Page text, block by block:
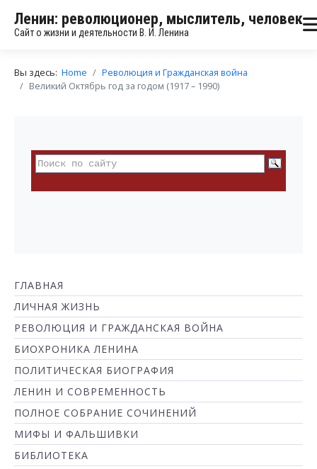
Ленин: революционер, мыслитель, человек
Сайт о жизни и деятельности В. И. Ленина
Вы здесь: Home
Революция и Гражданская война
Великий Октябрь год за годом (1917 – 1990)
ГЛАВНАЯ
ЛИЧНАЯ ЖИЗНЬ
РЕВОЛЮЦИЯ И ГРАЖДАНСКАЯ ВОЙНА
БИОХРОНИКА ЛЕНИНА
ПОЛИТИЧЕСКАЯ БИОГРАФИЯ
ЛЕНИН И СОВРЕМЕННОСТЬ
ПОЛНОЕ СОБРАНИЕ СОЧИНЕНИЙ
МИФЫ И ФАЛЬШИВКИ
БИБЛИОТЕКА